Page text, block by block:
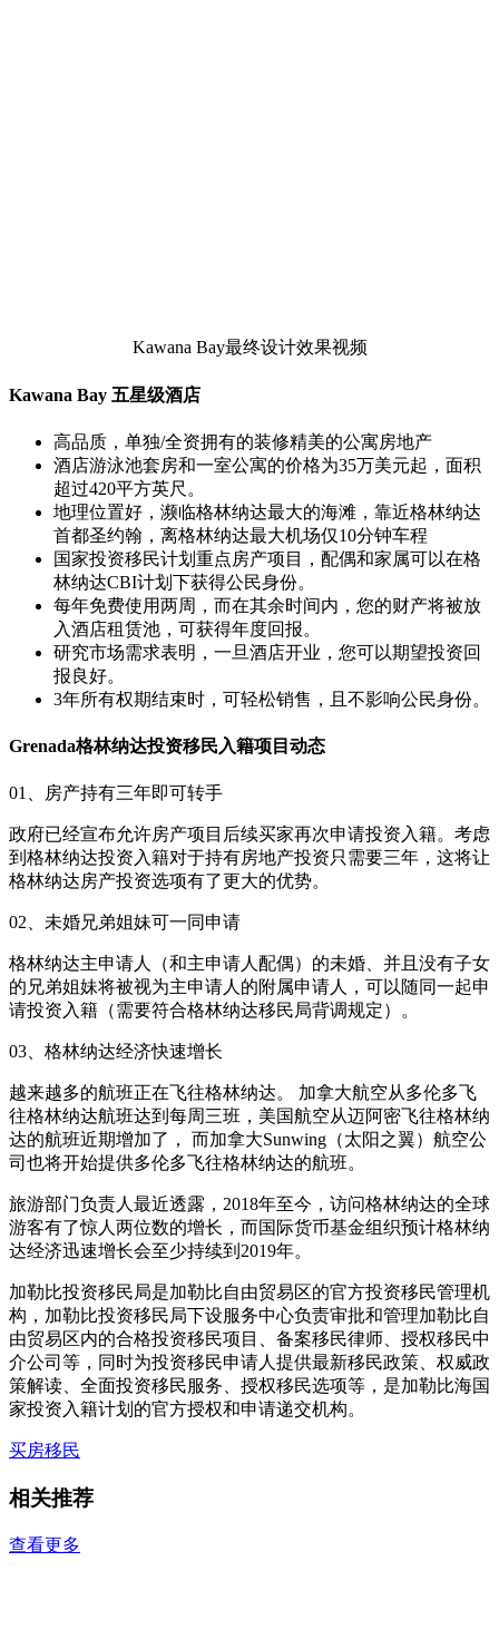
Kawana Bay最终设计效果视频
Kawana Bay 五星级酒店
高品质，单独/全资拥有的装修精美的公寓房地产
酒店游泳池套房和一室公寓的价格为35万美元起，面积
超过420平方英尺。
地理位置好，濒临格林纳达最大的海滩，靠近格林纳达
首都圣约翰，离格林纳达最大机场仅10分钟车程
国家投资移民计划重点房产项目，配偶和家属可以在格
林纳达CBI计划下获得公民身份。
每年免费使用两周，而在其余时间内，您的财产将被放
入酒店租赁池，可获得年度回报。
研究市场需求表明，一旦酒店开业，您可以期望投资回
报良好。
3年所有权期结束时，可轻松销售，且不影响公民身份。
Grenada格林纳达投资移民入籍项目动态
01、房产持有三年即可转手
政府已经宣布允许房产项目后续买家再次申请投资入籍。考虑
到格林纳达投资入籍对于持有房地产投资只需要三年，这将让
格林纳达房产投资选项有了更大的优势。
02、未婚兄弟姐妹可一同申请
格林纳达主申请人（和主申请人配偶）的未婚、并且没有子女
的兄弟姐妹将被视为主申请人的附属申请人，可以随同一起申
请投资入籍（需要符合格林纳达移民局背调规定）。
03、格林纳达经济快速增长
越来越多的航班正在飞往格林纳达。 加拿大航空从多伦多飞
往格林纳达航班达到每周三班，美国航空从迈阿密飞往格林纳
达的航班近期增加了， 而加拿大Sunwing（太阳之翼）航空公
司也将开始提供多伦多飞往格林纳达的航班。
旅游部门负责人最近透露，2018年至今，访问格林纳达的全球
游客有了惊人两位数的增长，而国际货币基金组织预计格林纳
达经济迅速增长会至少持续到2019年。
加勒比投资移民局是加勒比自由贸易区的官方投资移民管理机
构，加勒比投资移民局下设服务中心负责审批和管理加勒比自
由贸易区内的合格投资移民项目、备案移民律师、授权移民中
介公司等，同时为投资移民申请人提供最新移民政策、权威政
策解读、全面投资移民服务、授权移民选项等，是加勒比海国
家投资入籍计划的官方授权和申请递交机构。
买房移民
相关推荐
查看更多